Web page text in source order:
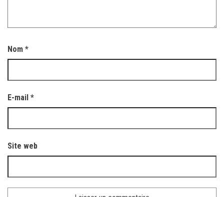
Nom *
E-mail *
Site web